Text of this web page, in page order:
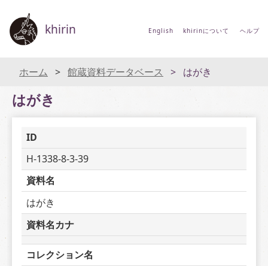
khirin English khirinについて ヘルプ
ホーム 館蔵資料データベース はがき
はがき
ID
H-1338-8-3-39
資料名
はがき
資料名カナ
コレクション名